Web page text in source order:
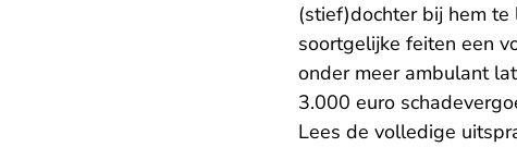
(stief)dochter bij hem
soortgelijke feiten een
onder meer ambulant
3.000 euro
Lees de volledige